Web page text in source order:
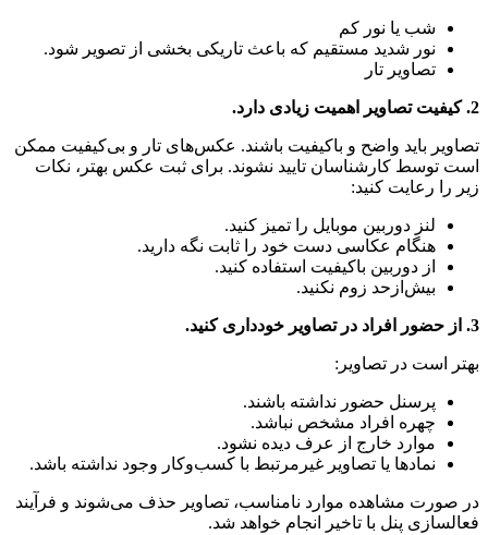
شب یا نور کم
نور شدید مستقیم که باعث تاریکی بخشی از تصویر شود.
تصاویر تار
2. کیفیت تصاویر اهمیت زیادی دارد.
تصاویر باید واضح و باکیفیت باشند. عکس‌های تار و بی‌کیفیت ممکن
است توسط کارشناسان تایید نشوند. برای ثبت عکس بهتر، نکات
زیر را رعایت کنید:
لنز دوربین موبایل را تمیز کنید.
هنگام عکاسی دست خود را ثابت نگه دارید.
از دوربین باکیفیت استفاده کنید.
بیش‌از‌حد زوم نکنید.
3. از حضور افراد در تصاویر خودداری کنید.
بهتر است در تصاویر:
پرسنل حضور نداشته باشند.
چهره افراد مشخص نباشد.
موارد خارج از عرف دیده نشود.
نمادها یا تصاویر غیرمرتبط با کسب‌وکار وجود نداشته باشد.
در صورت مشاهده موارد نامناسب، تصاویر حذف می‌شوند و فرآیند
فعالسازی پنل با تاخیر انجام خواهد شد.